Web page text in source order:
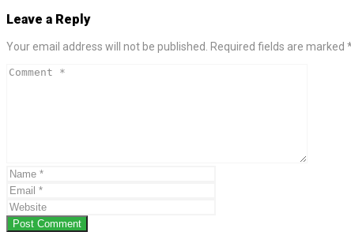
Leave a Reply
Your email address will not be published. Required fields are marked
Post Comment